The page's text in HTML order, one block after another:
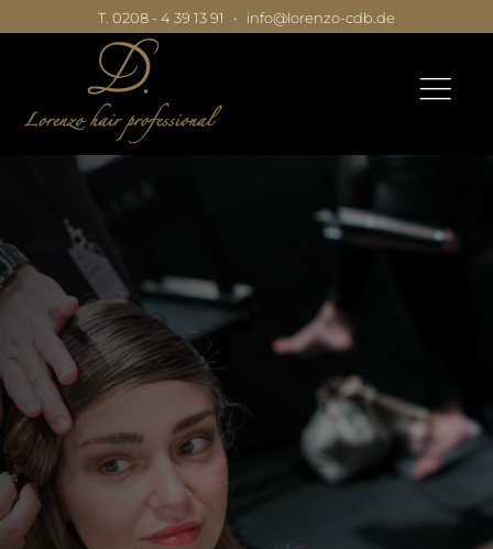
|
|
|
T. 0208 - 4 39 13 91 • info@lorenzo-cdb.de